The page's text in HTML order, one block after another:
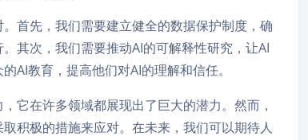
首先，我们需要建立健全的数据保护制度，确
其次，我们需要推动AI的可解释性研究，让AI
AI教育，提高他们对AI的理解和信任。
它在许多领域都展现出了巨大的潜力。然而，
积极的措施来应对。在未来，我们可以期待人